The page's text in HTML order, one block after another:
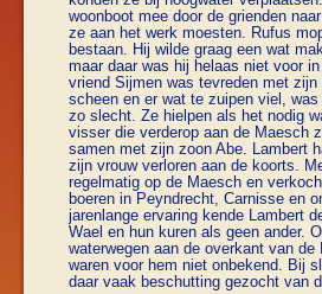
woonboot mee door de grienden
ze aan het werk moesten. Rufus
bestaan. Hij wilde graag een wat
maar daar was hij helaas niet voor
vriend Sijmen was tevreden met
scheen en er wat te zuipen viel,
zo slecht. Ze hielpen als het nodig
visser die verderop aan de Maesch
samen met zijn zoon Abe. Lambert
zijn vrouw verloren aan de koorts.
regelmatig op de Maesch en
boeren in Peyndrecht, Carnisse en
jarenlange ervaring kende Lambert
Wael en hun kuren als geen ander.
waterwegen aan de overkant van de
waren voor hem niet onbekend. Bij
daar vaak beschutting gezocht van